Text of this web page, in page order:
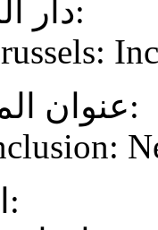
دار النشر:
عنوان المجلة:
اللغة: